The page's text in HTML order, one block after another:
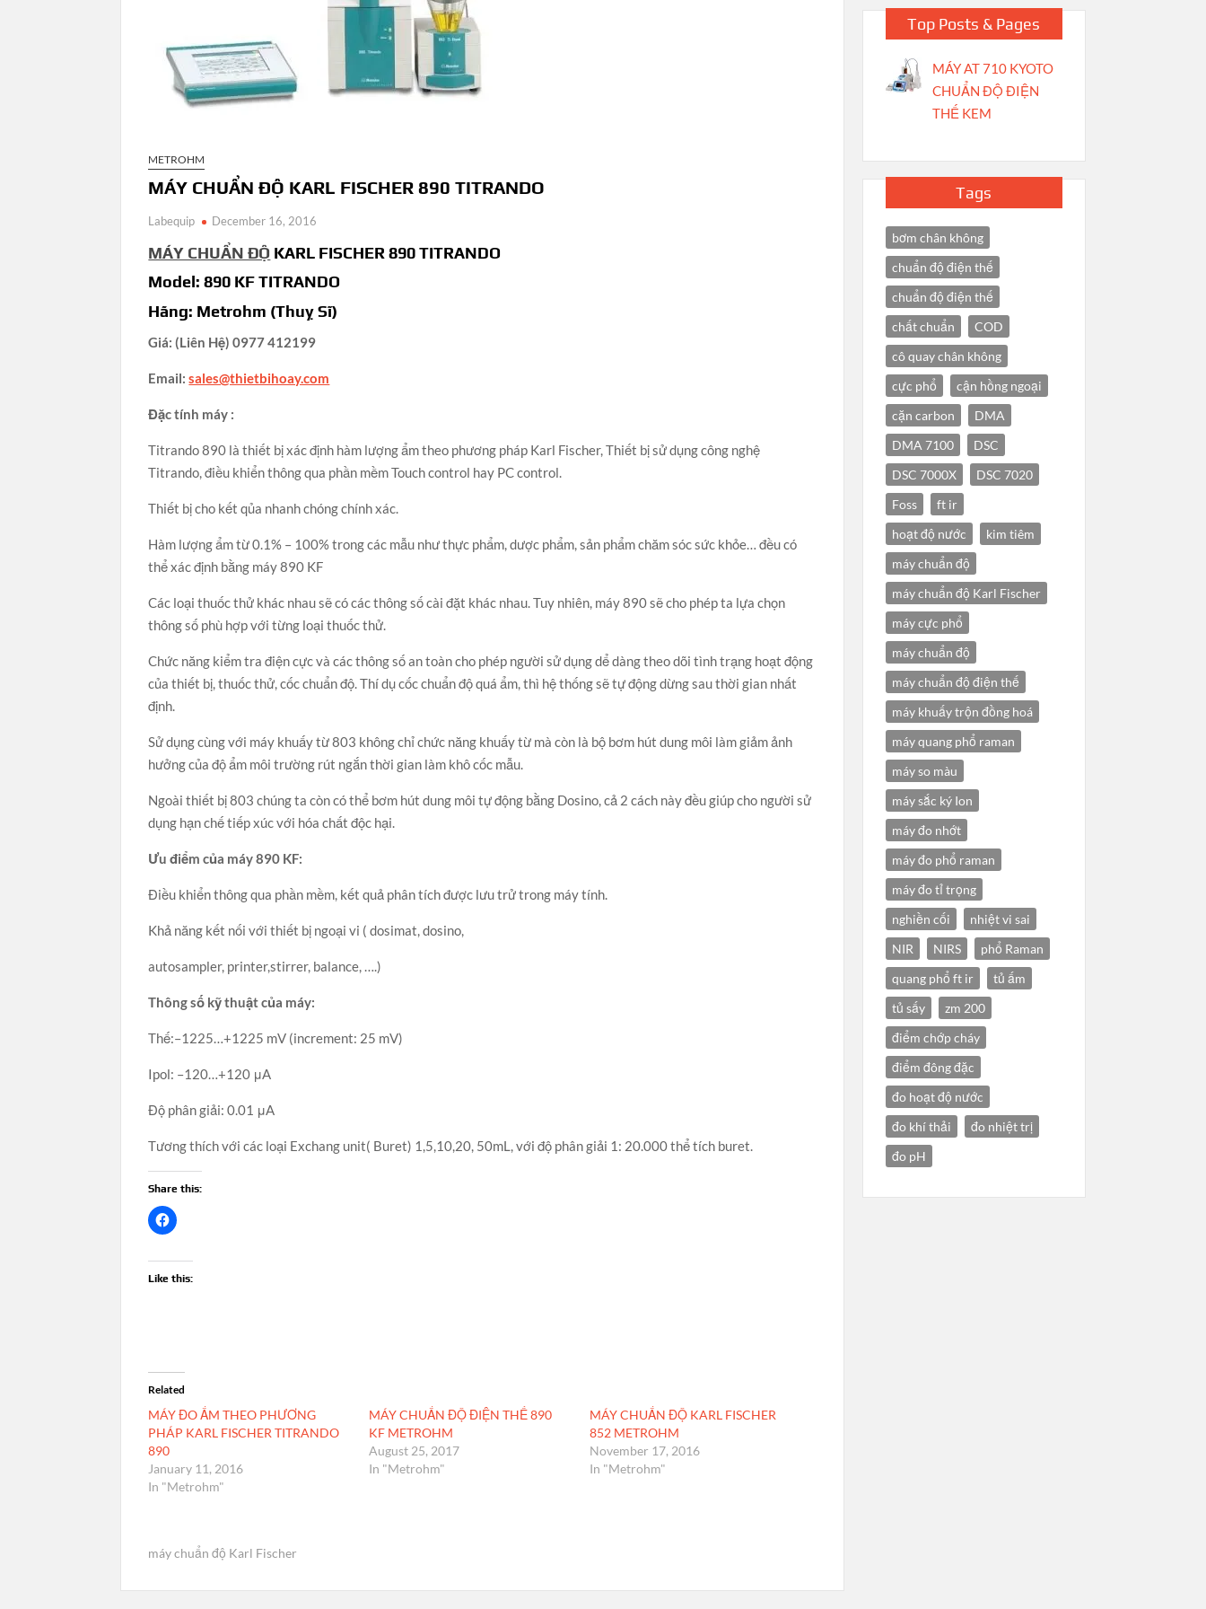
METROHM
MÁY CHUẨN ĐỘ KARL FISCHER 890 TITRANDO
Labequip December 16, 2016
MÁY CHUẨN ĐỘ KARL FISCHER 890 TITRANDO
Model: 890 KF TITRANDO
Hãng: Metrohm (Thuỵ Sĩ)
Giá: (Liên Hệ) 0977 412199
Email:sales@thietbihoay.com
Đặc tính máy :
Titrando 890 là thiết bị xác định hàm lượng ẩm theo phương pháp Karl Fischer, Thiết bị sử dụng công nghệ
Titrando, điều khiển thông qua phần mềm Touch control hay PC control.
Thiết bị cho kết qủa nhanh chóng chính xác.
Hàm lượng ẩm từ 0.1% – 100% trong các mẫu như thực phẩm, dược phẩm, sản phẩm chăm sóc sức khỏe… đều có
thể xác định bằng máy 890 KF
Các loại thuốc thử khác nhau sẽ có các thông số cài đặt khác nhau. Tuy nhiên, máy 890 sẽ cho phép ta lựa chọn
thông số phù hợp với từng loại thuốc thử.
Chức năng kiểm tra điện cực và các thông số an toàn cho phép người sử dụng dể dàng theo dõi tình trạng hoạt động
của thiết bị, thuốc thử, cốc chuẩn độ. Thí dụ cốc chuẩn độ quá ẩm, thì hệ thống sẽ tự động dừng sau thời gian nhất
định.
Sử dụng cùng với máy khuấy từ 803 không chỉ chức năng khuấy từ mà còn là bộ bơm hút dung môi làm giảm ảnh
hưởng của độ ẩm môi trường rút ngắn thời gian làm khô cốc mẫu.
Ngoài thiết bị 803 chúng ta còn có thể bơm hút dung môi tự động bằng Dosino, cả 2 cách này đều giúp cho người sử
dụng hạn chế tiếp xúc với hóa chất độc hại.
Ưu điểm của máy 890 KF:
Điều khiển thông qua phần mềm, kết quả phân tích được lưu trử trong máy tính.
Khả năng kết nối với thiết bị ngoại vi ( dosimat, dosino,
autosampler, printer,stirrer, balance, ….)
Thông số kỹ thuật của máy:
Thế:–1225…+1225 mV (increment: 25 mV)
Ipol: –120…+120 μA
Độ phân giải: 0.01 μA
Tương thích với các loại Exchang unit( Buret) 1,5,10,20, 50mL, với độ phân giải 1: 20.000 thể tích buret.
Share this:
Like this:
Related
MÁY ĐO ẨM THEO PHƯƠNG
PHÁP KARL FISCHER TITRANDO
890
January 11, 2016
In "Metrohm"
MÁY CHUẨN ĐỘ ĐIỆN THẾ 890
KF METROHM
August 25, 2017
In "Metrohm"
MÁY CHUẨN ĐỘ KARL FISCHER
852 METROHM
November 17, 2016
In "Metrohm"
máy chuẩn độ Karl Fischer
Top Posts & Pages
MÁY AT 710 KYOTO
CHUẨN ĐỘ ĐIỆN
THẾ KEM
Tags
bơm chân không
chuẩn độ điện thế
chuẩn độ điện thế
chất chuẩn
COD
cô quay chân không
cực phổ
cận hồng ngoại
cặn carbon
DMA
DMA 7100
DSC
DSC 7000X
DSC 7020
Foss
ft ir
hoạt độ nước
kim tiêm
máy chuẩn độ
máy chuẩn độ Karl Fischer
máy cực phổ
máy chuẩn độ
máy chuẩn độ điện thế
máy khuấy trộn đồng hoá
máy quang phổ raman
máy so màu
máy sắc ký Ion
máy đo nhớt
máy đo phổ raman
máy đo tỉ trọng
nghiền cối
nhiệt vi sai
NIR
NIRS
phổ Raman
quang phổ ft ir
tủ ấm
tủ sấy
zm 200
điểm chớp cháy
điểm đông đặc
đo hoạt độ nước
đo khí thải
đo nhiệt trị
đo pH